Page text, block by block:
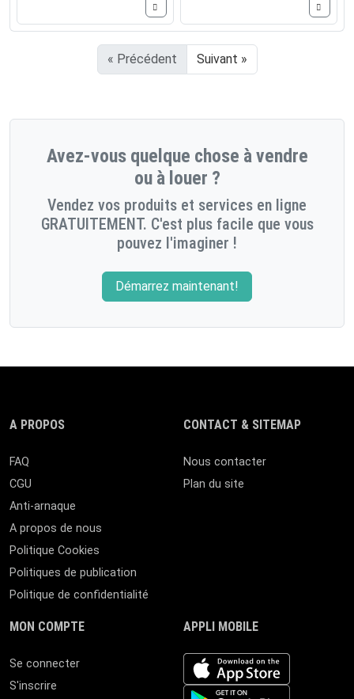
« Précédent Suivant »
Avez-vous quelque chose à vendre
ou à louer ?
Vendez vos produits et services en ligne
GRATUITEMENT. C'est plus facile que vous
pouvez l'imaginer !
Démarrez maintenant!
A PROPOS
FAQ
CGU
Anti-arnaque
A propos de nous
Politique Cookies
Politiques de publication
Politique de confidentialité
CONTACT & SITEMAP
Nous contacter
Plan du site
MON COMPTE
Se connecter
S'inscrire
APPLI MOBILE
iOS app
Android App